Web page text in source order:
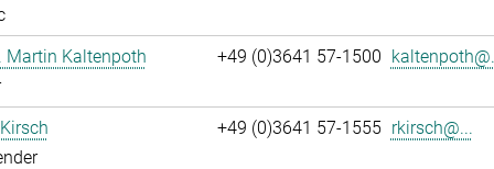
Martin Kaltenpoth
+49 (0)3641 57-1500
+49 (0)3641 57-1555 rkirsch@...